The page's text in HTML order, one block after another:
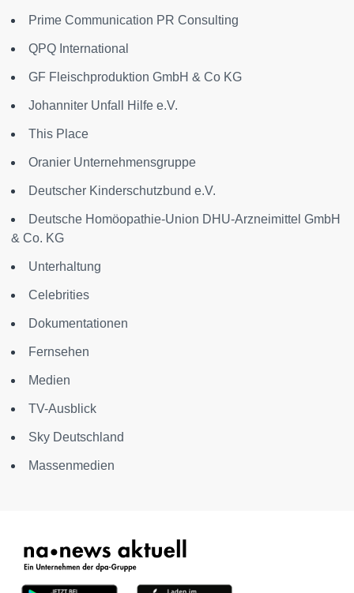
Prime Communication PR Consulting
QPQ International
GF Fleischproduktion GmbH & Co KG
Johanniter Unfall Hilfe e.V.
This Place
Oranier Unternehmensgruppe
Deutscher Kinderschutzbund e.V.
Deutsche Homöopathie-Union DHU-Arzneimittel GmbH
& Co. KG
Unterhaltung
Celebrities
Dokumentationen
Fernsehen
Medien
TV-Ausblick
Sky Deutschland
Massenmedien